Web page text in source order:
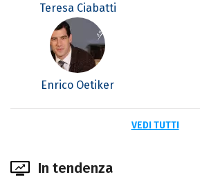
Teresa Ciabatti
Enrico Oetiker
VEDI TUTTI
In tendenza